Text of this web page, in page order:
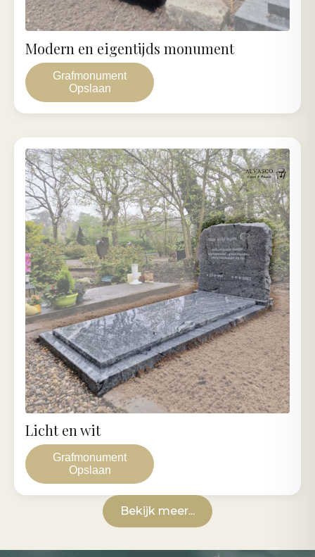
Grafmonument
Opslaan
Modern en eigentijds monument
Grafmonument
Opslaan
Licht en wit
Bekijk meer...